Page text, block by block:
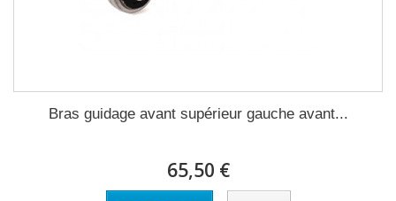
Bras guidage avant supérieur gauche avant...
65,50 €